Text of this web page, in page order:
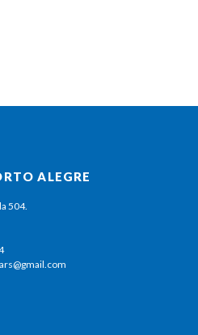
ALEGRE
504.